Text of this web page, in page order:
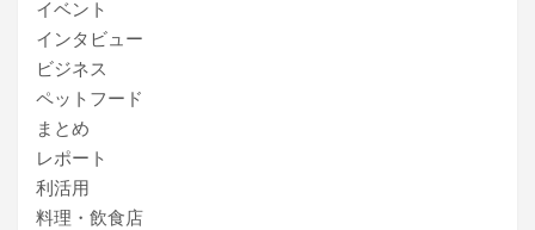
イベント
インタビュー
ビジネス
ペットフード
まとめ
レポート
利活用
料理・飲食店